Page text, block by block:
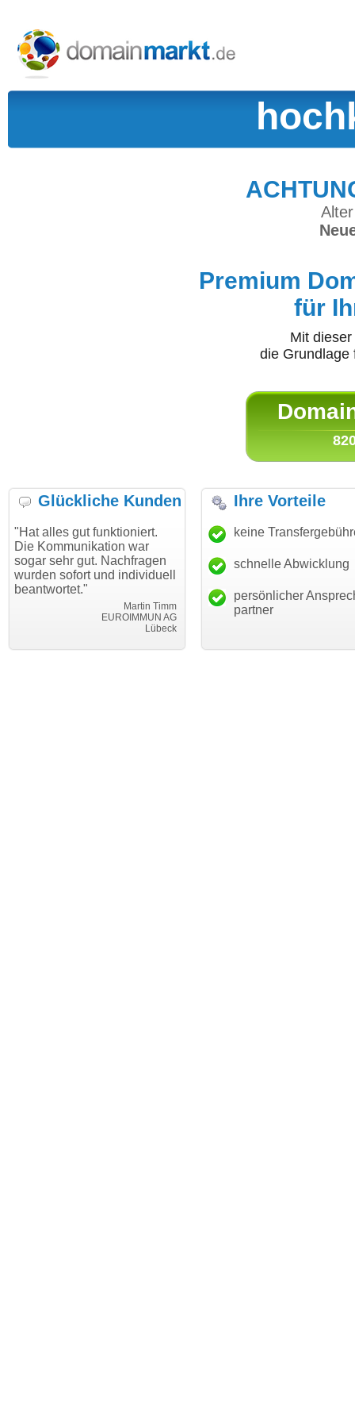
Premium
für
Mit
die
Glückliche Kunden
gut funktioniert.
war
gut. Nachfragen
und individuell
EUROIMMUN AG
"Danke für den schnellen
Transfer und guten Service!"
Thomas Schäfer
i can eckert communication GmbH
"Ich bin
haben.
mein
Ihre Vorteile
keine
schnelle Abwicklung
persönlicher
partner